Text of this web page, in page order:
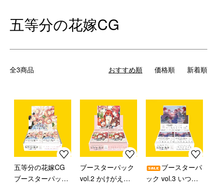
五等分の花嫁CG
全3商品 おすすめ順 価格順 新着順
五等分の花嫁CG
ブースターパック
ブースターパック
vol.2 かけがえのな
ブースターパ
ック vol.3 いつも